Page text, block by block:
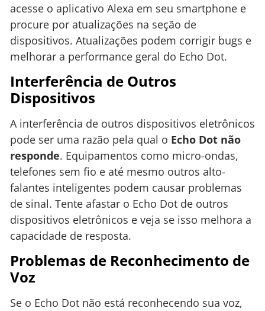
acesse o aplicativo Alexa em seu smartphone e
procure por atualizações na seção de
dispositivos. Atualizações podem corrigir bugs e
melhorar a performance geral do Echo Dot.
Interferência de Outros
Dispositivos
A interferência de outros dispositivos eletrônicos
pode ser uma razão pela qual o Echo Dot não
responde. Equipamentos como micro-ondas,
telefones sem fio e até mesmo outros alto-
falantes inteligentes podem causar problemas
de sinal. Tente afastar o Echo Dot de outros
dispositivos eletrônicos e veja se isso melhora a
capacidade de resposta.
Problemas de Reconhecimento de
Voz
Se o Echo Dot não está reconhecendo sua voz,